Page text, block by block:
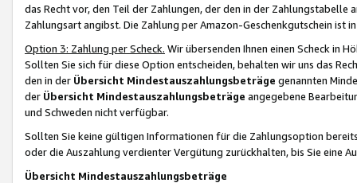
das Recht vor, den Teil der Zahlungen, der den in der
Zahlungsart angibst. Die Zahlung per Amazon-Geschenkgutschein ist
Option 3: Zahlung per Scheck. Wir übersenden Ihnen einen Scheck in
Sollten Sie sich für diese Option entscheiden, behalten wir uns das
den in der Übersicht Mindestauszahlungsbeträge genannten
der Übersicht Mindestauszahlungsbeträge angegebene
und Schweden nicht verfügbar.
Sollten Sie keine gültigen Informationen für die Zahlungsoption
oder die Auszahlung verdienter Vergütung zurückhalten, bis Sie
Übersicht Mindestauszahlungsbeträge